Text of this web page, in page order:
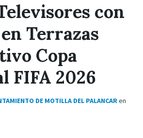
con
Terrazas
Copa
FIFA 2026
DE MOTILLA DEL PALANCARen